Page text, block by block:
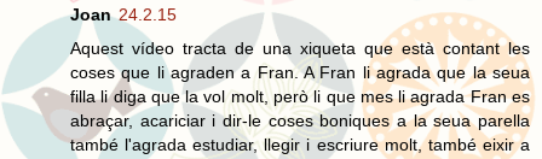
Joan 24.2.15
Aquest vídeo tracta de una xiqueta que està contant les
coses que li agraden a Fran. A Fran li agrada que la seua
filla li diga que la vol molt, però li que mes li agrada Fran es
abraçar, acariciar i dir-le coses boniques a la seua parella
també l'agrada estudiar, llegir i escriure molt, també eixir a